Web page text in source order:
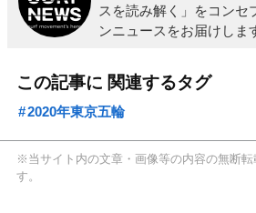
スを読み解く」をコンセ
ンニュースをお届けしま
この記事に 関連するタグ
2020年東京五輪
※当サイト内の文章・画像等の内容の無断転
す。